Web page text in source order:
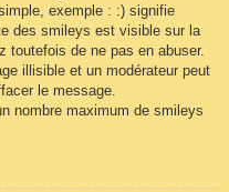
exemple : :) signifie
des smileys est visible sur la
toutefois de ne pas en abuser.
illisible et un modérateur peut
le message.
nombre maximum de smileys